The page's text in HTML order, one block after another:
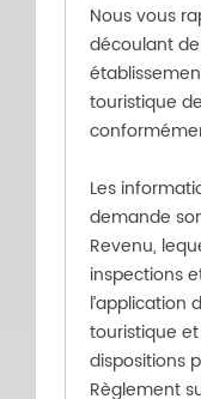
Nous vous
découlant
touristique
Les
demande
Revenu,
inspections
l’application
touristique
dispositions
Règlement